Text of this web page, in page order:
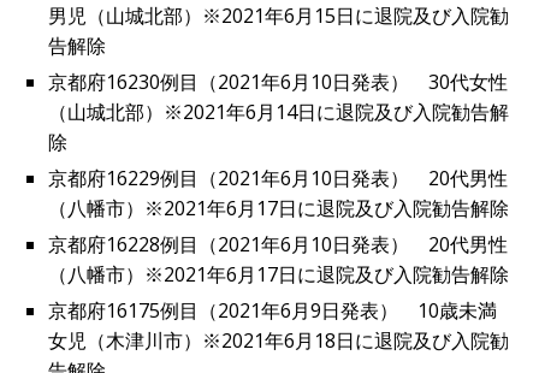
男児（山城北部）※2021年6月15日に退院及び入院勧
告解除
京都府16230例目（2021年6月10日発表） 30代女性
（山城北部）※2021年6月14日に退院及び入院勧告解
除
京都府16229例目（2021年6月10日発表） 20代男性
（八幡市）※2021年6月17日に退院及び入院勧告解除
京都府16228例目（2021年6月10日発表） 20代男性
（八幡市）※2021年6月17日に退院及び入院勧告解除
京都府16175例目（2021年6月9日発表） 10歳未満
女児（木津川市）※2021年6月18日に退院及び入院勧